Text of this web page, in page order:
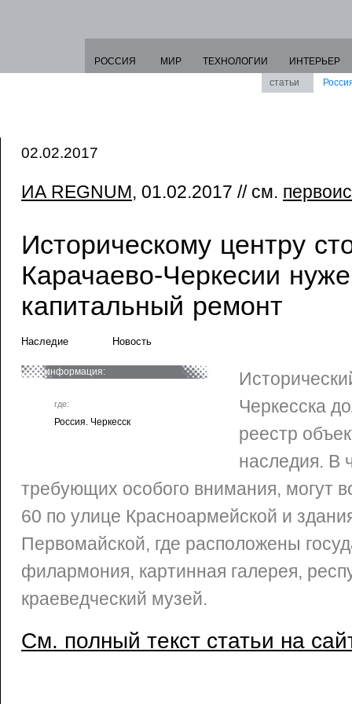
РОССИЯ МИР ТЕХНОЛОГИИ
ИНТЕРЬЕР
статьи
02.02.2017
ИА REGNUM, 01.02.2017 // см.
Историческому центру
Карачаево-Черкесии
капитальный ремонт
Наследие Новость
информация:
где:
Россия. Черкесск
Черкесска
реестр
наследия. В
требующих особого внимания, могут
60 по улице Красноармейской и
Первомайской, где расположены
филармония, картинная галерея,
краеведческий музей.
См. полный текст статьи на